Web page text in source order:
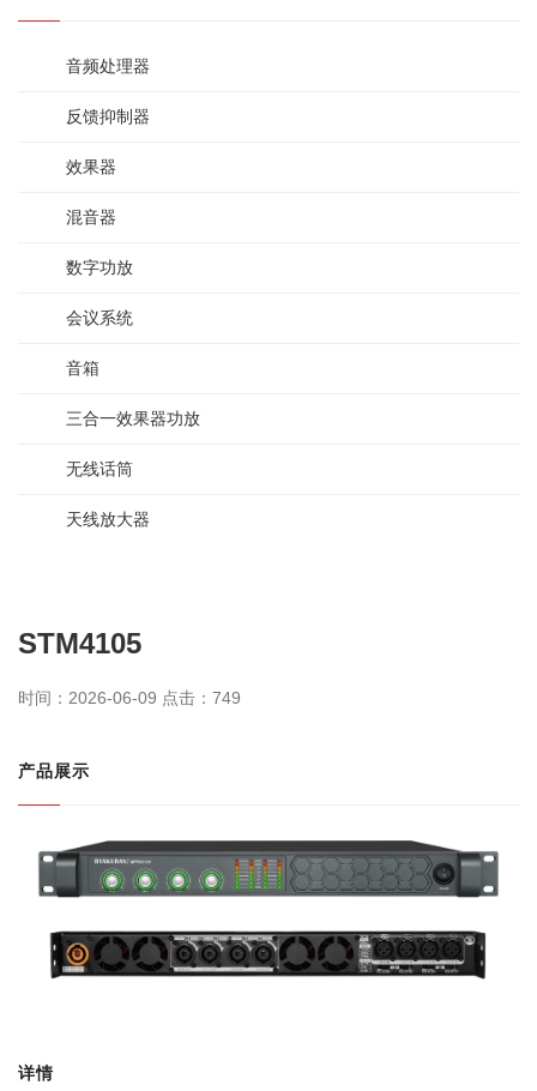
音频处理器
反馈抑制器
效果器
混音器
数字功放
会议系统
音箱
三合一效果器功放
无线话筒
天线放大器
STM4105
时间：2026-06-09 点击： 749
产品展示
详情